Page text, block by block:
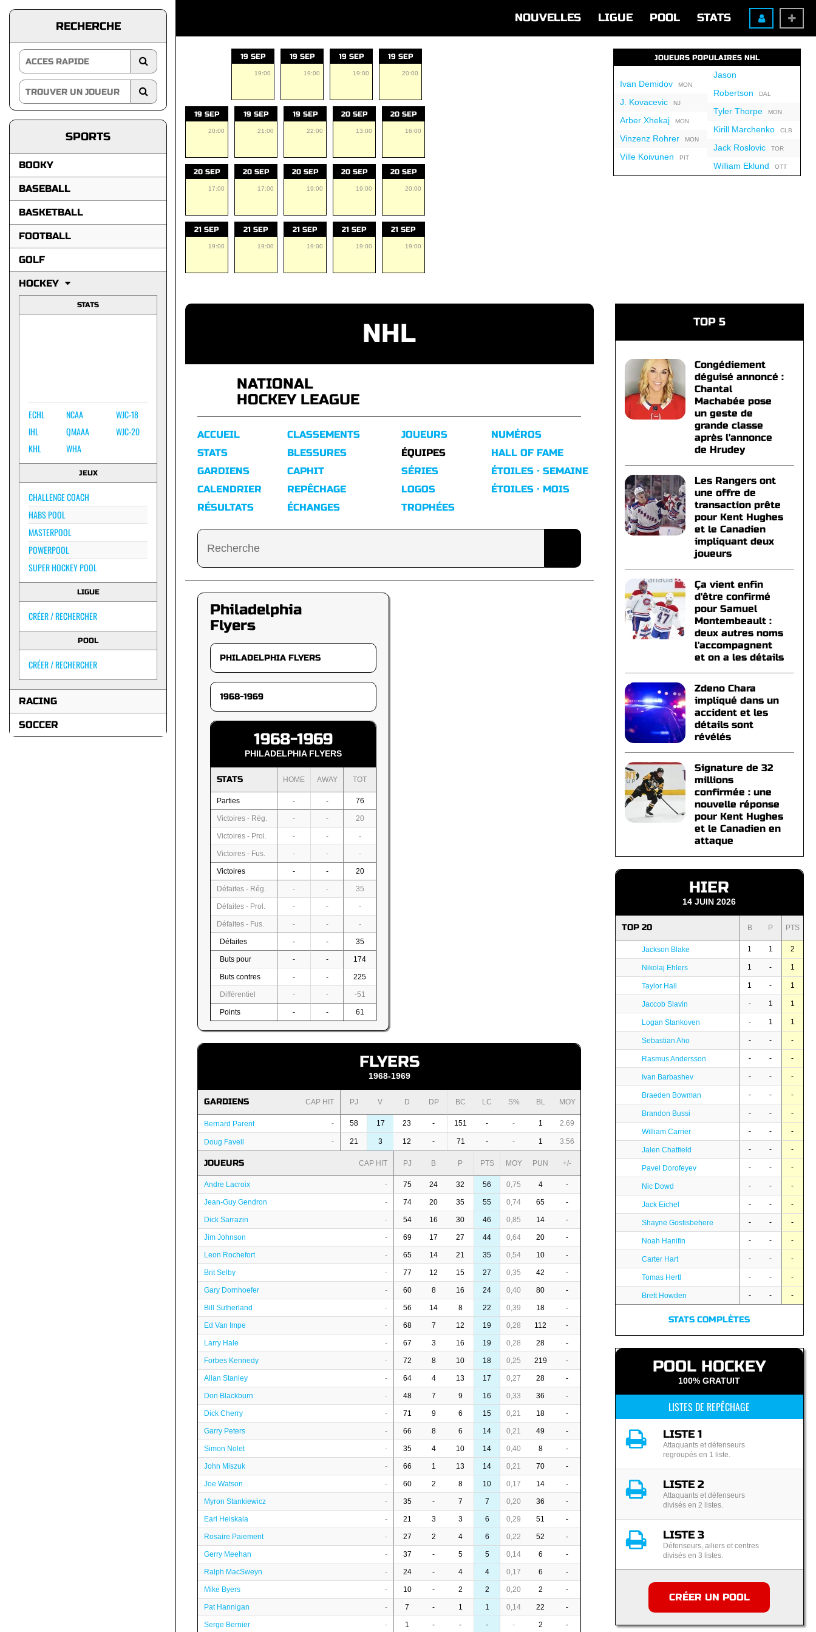
NOUVELLES LIGUE POOL STATS
RECHERCHE
SPORTS
BOOKY
BASEBALL
BASKETBALL
FOOTBALL
GOLF
HOCKEY
STATS
ECHL
IHL
KHL
NCAA
QMAAA
WHA
WJC-18
WJC-20
JEUX
CHALLENGE COACH
HABS POOL
MASTERPOOL
POWERPOOL
SUPER HOCKEY POOL
LIGUE
CRÉER / RECHERCHER
POOL
CRÉER / RECHERCHER
RACING
SOCCER
19 SEP
19:00
19 SEP
19:00
19 SEP
19:00
19 SEP
20:00
19 SEP
20:00
19 SEP
21:00
19 SEP
22:00
20 SEP
13:00
20 SEP
16:00
20 SEP
17:00
20 SEP
17:00
20 SEP
19:00
20 SEP
19:00
20 SEP
20:00
21 SEP
19:00
21 SEP
19:00
21 SEP
19:00
21 SEP
19:00
21 SEP
19:00
JOUEURS POPULAIRES NHL
Ivan DemidovMON
J. KovacevicNJ
Arber XhekajMON
Vinzenz RohrerMON
Ville Koivunen PIT
Jason
Robertson DAL
Tyler ThorpeMON
Kirill MarchenkoCLB
Jack RoslovicTOR
William Eklund OTT
NHL
NATIONAL
HOCKEY LEAGUE
ACCUEIL
STATS
GARDIENS
CALENDRIER
RÉSULTATS
CLASSEMENTS
BLESSURES
CAPHIT
REPÊCHAGE
ÉCHANGES
JOUEURS
ÉQUIPES
SÉRIES
LOGOS
TROPHÉES
NUMÉROS
HALL OF FAME
ÉTOILES · SEMAINE
ÉTOILES · MOIS
Philadelphia
Flyers
1968-1969
PHILADELPHIA FLYERS
STATS HOME AWAY TOT
Parties - - 76
Victoires - Rég. - - 20
Victoires - Prol. - - -
Victoires - Fus. - - -
Victoires - - 20
Défaites - Rég. - - 35
Défaites - Prol. - - -
Défaites - Fus. - - -
Défaites - - 35
Buts pour - - 174
Buts contres - - 225
Différentiel - - -51
Points - - 61
FLYERS
1968-1969
GARDIENS CAP HIT PJ V D DP BC LC S% BL MOY
Bernard Parent - 58 17 23 - 151 - - 1 2.69
Doug Favell - 21 3 12 - 71 - - 1 3.56
JOUEURS CAP HIT PJ B P PTS MOY PUN +/-
Andre Lacroix - 75 24 32 56 0,75 4 -
Jean-Guy Gendron - 74 20 35 55 0,74 65 -
Dick Sarrazin - 54 16 30 46 0,85 14 -
Jim Johnson - 69 17 27 44 0,64 20 -
Leon Rochefort - 65 14 21 35 0,54 10 -
Brit Selby - 77 12 15 27 0,35 42 -
Gary Dornhoefer - 60 8 16 24 0,40 80 -
Bill Sutherland - 56 14 8 22 0,39 18 -
Ed Van Impe - 68 7 12 19 0,28 112 -
Larry Hale - 67 3 16 19 0,28 28 -
Forbes Kennedy - 72 8 10 18 0,25 219 -
Allan Stanley - 64 4 13 17 0,27 28 -
Don Blackburn - 48 7 9 16 0,33 36 -
Dick Cherry - 71 9 6 15 0,21 18 -
Garry Peters - 66 8 6 14 0,21 49 -
Simon Nolet - 35 4 10 14 0,40 8 -
John Miszuk - 66 1 13 14 0,21 70 -
Joe Watson - 60 2 8 10 0,17 14 -
Myron Stankiewicz - 35 - 7 7 0,20 36 -
Earl Heiskala - 21 3 3 6 0,29 51 -
Rosaire Paiement - 27 2 4 6 0,22 52 -
Gerry Meehan - 37 - 5 5 0,14 6 -
Ralph MacSweyn - 24 - 4 4 0,17 6 -
Mike Byers - 10 - 2 2 0,20 2 -
Pat Hannigan - 7 - 1 1 0,14 22 -
Serge Bernier - 1 - - - - 2 -
TOP 5
Congédiement
déguisé annoncé :
Chantal
Machabée pose
un geste de
grande classe
après l'annonce
de Hrudey
Les Rangers ont
une offre de
transaction prête
pour Kent Hughes
et le Canadien
impliquant deux
joueurs
Ça vient enfin
d'être confirmé
pour Samuel
Montembeault :
deux autres noms
l'accompagnent
et on a les détails
Zdeno Chara
impliqué dans un
accident et les
détails sont
révélés
Signature de 32
millions
confirmée : une
nouvelle réponse
pour Kent Hughes
et le Canadien en
attaque
HIER
14 JUIN 2026
TOP 20 B P PTS
Jackson Blake 1 1 2
Nikolaj Ehlers 1 - 1
Taylor Hall 1 - 1
Jaccob Slavin - 1 1
Logan Stankoven - 1 1
Sebastian Aho - - -
Rasmus Andersson - - -
Ivan Barbashev - - -
Braeden Bowman - - -
Brandon Bussi - - -
William Carrier - - -
Jalen Chatfield - - -
Pavel Dorofeyev - - -
Nic Dowd - - -
Jack Eichel - - -
Shayne Gostisbehere - - -
Noah Hanifin - - -
Carter Hart - - -
Tomas Hertl - - -
Brett Howden - - -
STATS COMPLÈTES
POOL HOCKEY
100% GRATUIT
LISTES DE REPÊCHAGE
LISTE 1
Attaquants et défenseurs
regroupés en 1 liste.
LISTE 2
Attaquants et défenseurs
divisés en 2 listes.
LISTE 3
Défenseurs, ailiers et centres
divisés en 3 listes.
CRÉER UN POOL